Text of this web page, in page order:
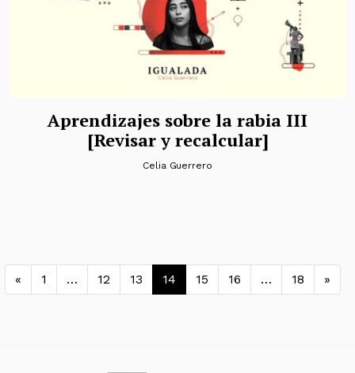
Aprendizajes sobre la rabia III
[Revisar y recalcular]
Celia Guerrero
Navegación de entradas
« 1 … 12 13 14 15 16 … 18 »